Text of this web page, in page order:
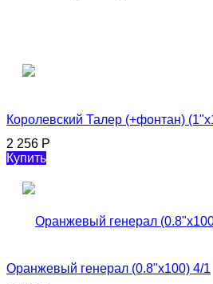
Королевский Талер (+фонтан)
2 256 Р
Купить
Оранжевый генерал (0.8"х100) 4/1